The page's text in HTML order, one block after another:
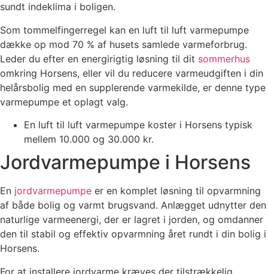
sundt indeklima i boligen.
Som tommelfingerregel kan en luft til luft varmepumpe
dække op mod 70 % af husets samlede varmeforbrug.
Leder du efter en energirigtig løsning til dit sommerhus
omkring Horsens, eller vil du reducere varmeudgiften i din
helårsbolig med en supplerende varmekilde, er denne type
varmepumpe et oplagt valg.
En luft til luft varmepumpe koster i Horsens typisk
mellem 10.000 og 30.000 kr.
Jordvarmepumpe i Horsens
En jordvarmepumpe er en komplet løsning til opvarmning
af både bolig og varmt brugsvand. Anlægget udnytter den
naturlige varmeenergi, der er lagret i jorden, og omdanner
den til stabil og effektiv opvarmning året rundt i din bolig i
Horsens.
For at installere jordvarme kræves der tilstrækkelig